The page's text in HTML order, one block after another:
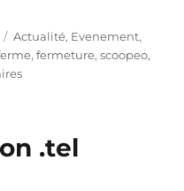
Catégories
Actualité, Evenement,
,fermeture,scoopeo,
sur
.tel